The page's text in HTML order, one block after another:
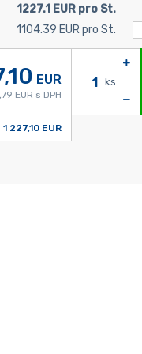
1227.1 EUR pro St.
1104.39 EUR pro St.
EUR
EUR s DPH
1 227,10 EUR
ks